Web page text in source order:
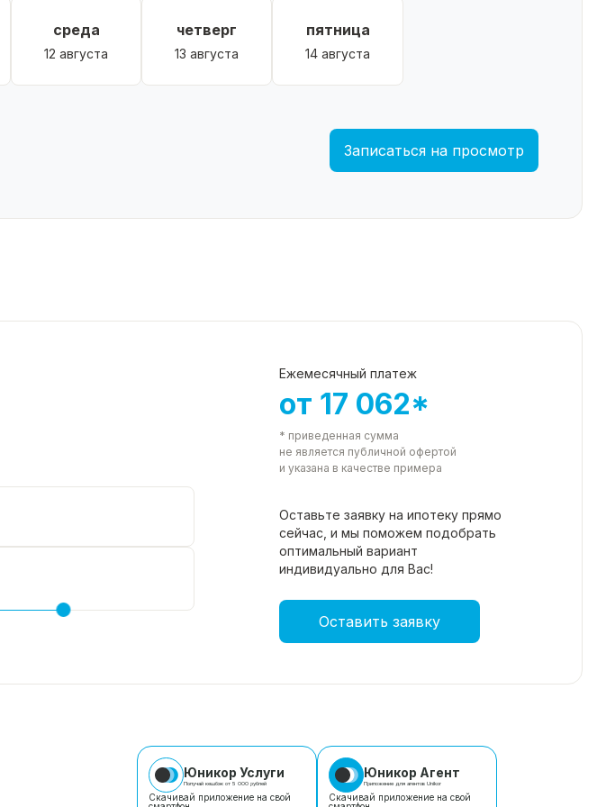
среда
12 августа
четверг
13 августа
пятница
14 августа
Записаться на просмотр
Ежемесячный платеж
от 17 062*
* приведенная сумма
не является публичной офертой
и указана в качестве примера
Оставьте заявку на ипотеку прямо
сейчас, и мы поможем подобрать
оптимальный вариант
индивидуально для Вас!
Оставить заявку
Юникор Услуги
Получай кешбэк от 5 000 рублей
Скачивай приложение на свой
Юникор Агент
Приложение для агентов Unikor
Скачивай приложение на свой